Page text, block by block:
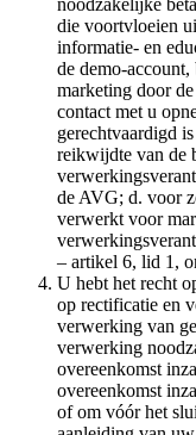
noodzakelijke
die voortvloeien
informatie- en
de demo-
marketing door
contact met u
gerechtvaardigd
reikwijdte van de
de AVG; d. voor
verwerkt voor
– artikel 6, lid 1,
U hebt het recht
op rectificatie en
verwerking van
verwerking
overeenkomst
overeenkomst
of om vóór het